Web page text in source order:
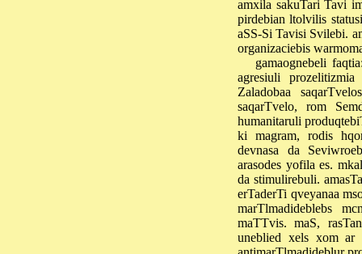
amxila sakuTari Tavi
pirdebian ltolvilis
aSS-Si Tavisi Svilebi.
organizaciebis
gamaognebeli
agresiuli prozelitizmia
Zaladobaa
saqarTvelo, rom
humanitaruli
ki magram, rodis
devnasa da
arasodes yofila es.
da stimulirebuli.
erTaderTi qveyanaa
marTlmadideblebs
maTTvis. maS,
uneblied xels xom ar